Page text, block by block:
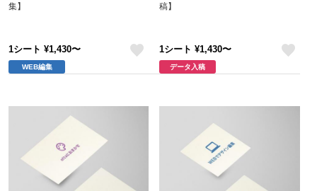
集】
1シート ¥1,430〜
WEB編集
稿】
1シート ¥1,430〜
データ入稿